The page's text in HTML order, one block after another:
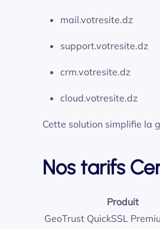
mail.votresite.dz
support.votresite.dz
crm.votresite.dz
cloud.votresite.dz
Cette solution simplifie la
Nos tarifs
Produit
GeoTrust QuickSSL